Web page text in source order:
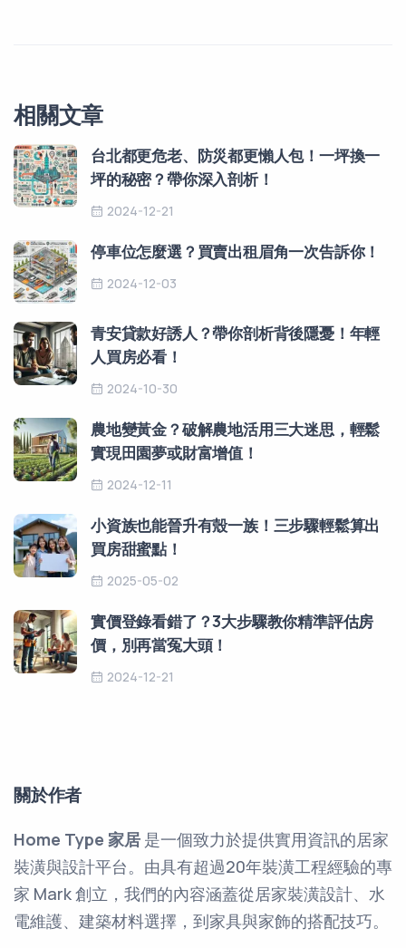
相關文章
台北都更危老、防災都更懶人包！一坪換一
坪的秘密？帶你深入剖析！
2024-12-21
停車位怎麼選？買賣出租眉角一次告訴你！
2024-12-03
青安貸款好誘人？帶你剖析背後隱憂！年輕
人買房必看！
2024-10-30
農地變黃金？破解農地活用三大迷思，輕鬆
實現田園夢或財富增值！
2024-12-11
小資族也能晉升有殼一族！三步驟輕鬆算出
買房甜蜜點！
2025-05-02
實價登錄看錯了？3大步驟教你精準評估房
價，別再當冤大頭！
2024-12-21
關於作者
Home Type 家居 是一個致力於提供實用資訊的居家
裝潢與設計平台。由具有超過20年裝潢工程經驗的專
家 Mark 創立，我們的內容涵蓋從居家裝潢設計、水
電維護、建築材料選擇，到家具與家飾的搭配技巧。